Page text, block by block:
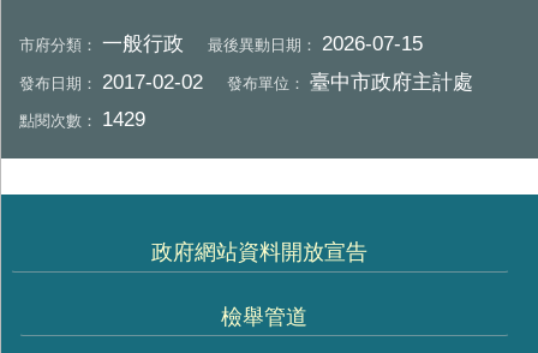
市府分類：一般行政 最後異動日期：2026-07-15
發布日期： 2017-02-02 發布單位：臺中市政府主計處
點閱次數： 1429
政府網站資料開放宣告
檢舉管道